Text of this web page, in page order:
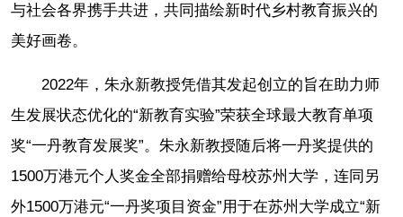
与社会各界携手共进，共同描绘新时代乡村教育振兴的
美好画卷。
2022年，朱永新教授凭借其发起创立的旨在助力师
生发展状态优化的“新教育实验”荣获全球最大教育单项
奖“一丹教育发展奖”。朱永新教授随后将一丹奖提供的
1500万港元个人奖金全部捐赠给母校苏州大学，连同另
外1500万港元“一丹奖项目资金”用于在苏州大学成立“新